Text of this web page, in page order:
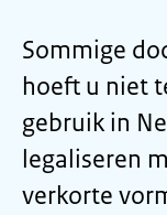
Sommige
hoeft u niet
gebruik in
legaliseren
verkorte